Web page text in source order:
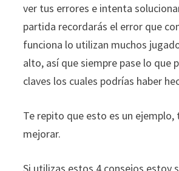
ver tus errores e intenta
partida recordarás el error que
funciona lo utilizan muchos
alto, así que siempre pase lo que
claves los cuales podrías haber
Te repito que esto es un
mejorar.